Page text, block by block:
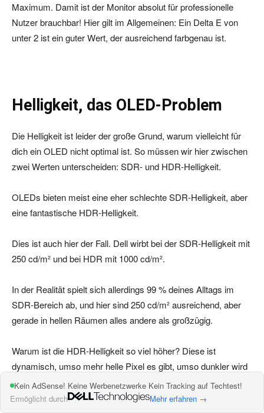
Maximum. Damit ist der Monitor absolut für professionelle
Nutzer brauchbar! Hier gilt im Allgemeinen: Ein Delta E von
unter 2 ist ein guter Wert, der ausreichend farbgenau ist.
Helligkeit, das OLED-Problem
Die Helligkeit ist leider der große Grund, warum vielleicht für
dich ein OLED nicht optimal ist. So müssen wir hier zwischen
zwei Werten unterscheiden: SDR- und HDR-Helligkeit.
OLEDs bieten meist eine eher schlechte SDR-Helligkeit, aber
eine fantastische HDR-Helligkeit.
Dies ist auch hier der Fall. Dell wirbt bei der SDR-Helligkeit mit
250 cd/m² und bei HDR mit 1000 cd/m².
In der Realität spielt sich allerdings 99 % deines Alltags im
SDR-Bereich ab, und hier sind 250 cd/m² ausreichend, aber
gerade in hellen Räumen alles andere als großzügig.
Warum ist die HDR-Helligkeit so viel höher? Diese ist
dynamisch, umso mehr helle Pixel es gibt, umso dunkler wird
der Monitor. Hast du z. B. nur 1 % helle Pixel, dann erreichen
wir 1000 cd/m². Sind alle Pixel hell, dann 250 cd/m².
Kein AdSense! Keine Werbenetzwerke Kein Tracking auf Techtest!
Ermöglicht durch
Mehr erfahren →